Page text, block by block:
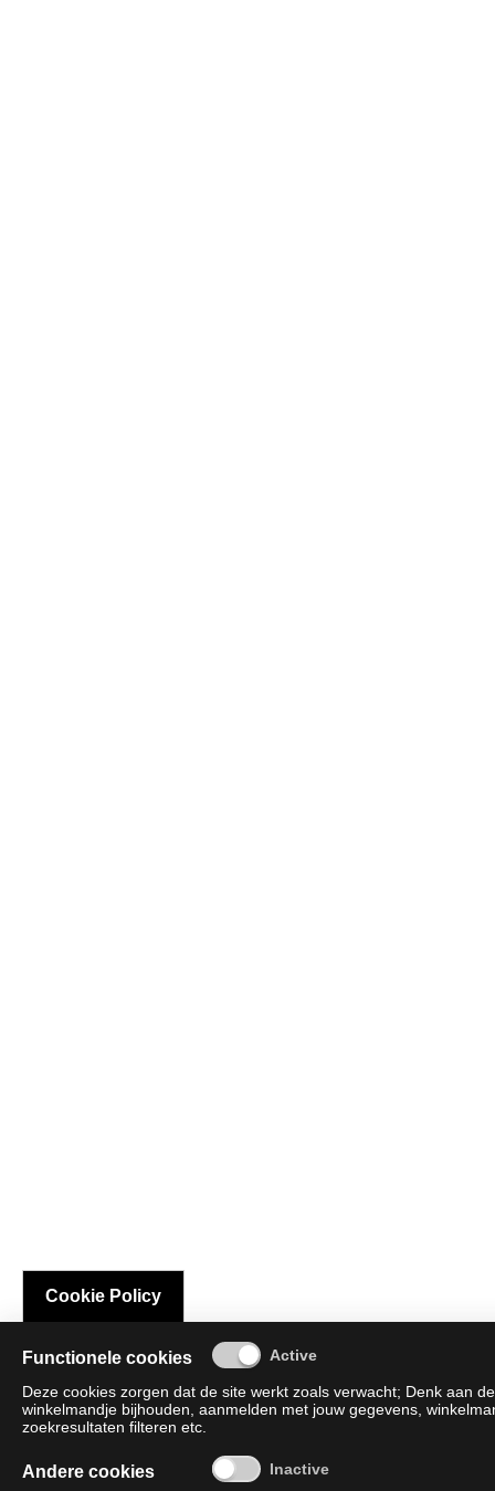
Cookie Policy
Functionele cookies
Deze cookies zorgen dat de site werkt zoals verwacht; Denk aan
winkelmandje bijhouden, aanmelden met jouw gegevens,
zoekresultaten filteren etc.
Andere cookies